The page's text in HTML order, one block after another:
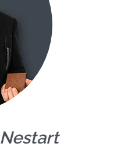
Nestart